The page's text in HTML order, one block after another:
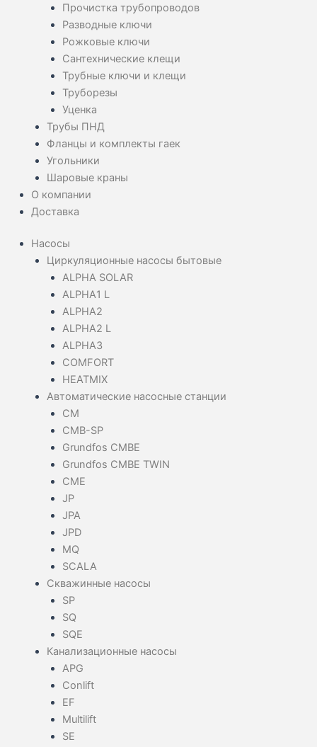
Прочистка трубопроводов
Разводные ключи
Рожковые ключи
Сантехнические клещи
Трубные ключи и клещи
Труборезы
Уценка
Трубы ПНД
Фланцы и комплекты гаек
Угольники
Шаровые краны
О компании
Доставка
Насосы
Циркуляционные насосы бытовые
ALPHA SOLAR
ALPHA1 L
ALPHA2
ALPHA2 L
ALPHA3
COMFORT
HEATMIX
Автоматические насосные станции
CM
CMB-SP
Grundfos CMBE
Grundfos CMBE TWIN
CME
JP
JPA
JPD
MQ
SCALA
Скважинные насосы
SP
SQ
SQE
Канализационные насосы
APG
Conlift
EF
Multilift
SE